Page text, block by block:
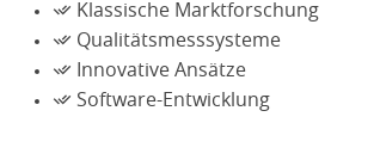
Klassische Marktforschung
Qualitätsmesssysteme
Innovative Ansätze
Software-Entwicklung